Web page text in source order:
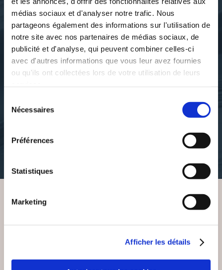
médias sociaux et d'analyser notre trafic. Nous
partageons également des informations sur l'utilisation de
notre site avec nos partenaires de médias sociaux, de
publicité et d'analyse, qui peuvent combiner celles-ci
avec d'autres informations que vous leur avez fournies
ou qu'ils ont collectées lors de votre utilisation de leurs
Nécessaires
Préférences
Statistiques
Marketing
Afficher les détails
LE VIEUX DE LA VEILLE
romans